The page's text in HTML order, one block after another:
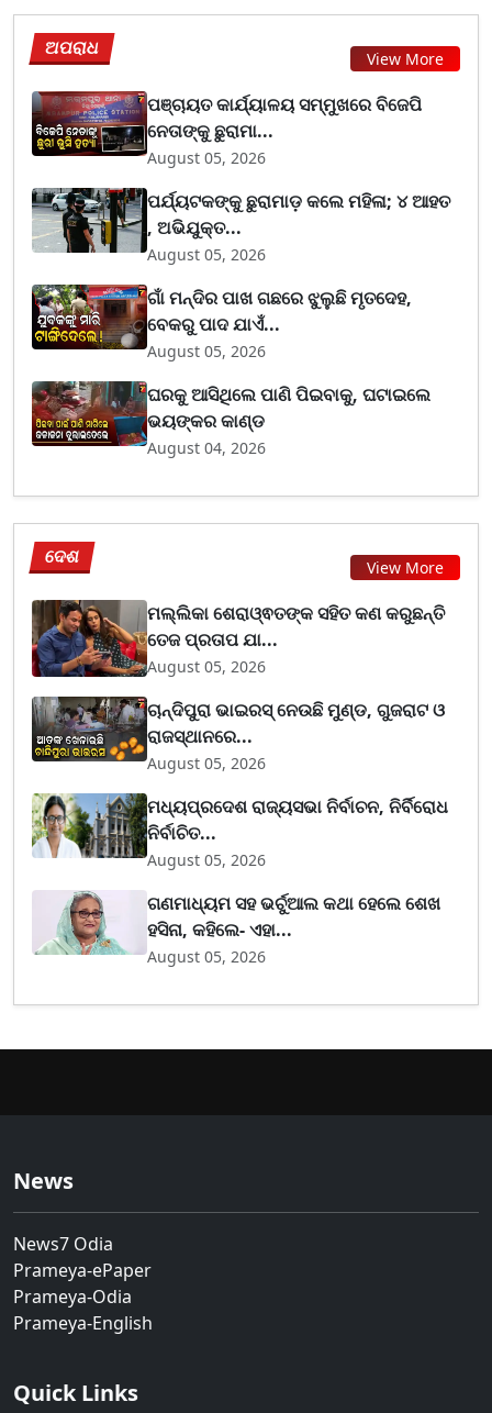
ଅପରାଧ View More
ପଞ୍ଚାୟତ କାର୍ଯ୍ୟାଳୟ ସମ୍ମୁଖରେ ବିଜେପି
ନେତାଙ୍କୁ ଛୁରାମା...
August 05, 2026
ପର୍ଯ୍ୟଟକଙ୍କୁ ଛୁରାମାଡ଼ କଲେ ମହିଳା; ୪ ଆହତ
, ଅଭିଯୁକ୍ତ...
August 05, 2026
ଗାଁ ମନ୍ଦିର ପାଖ ଗଛରେ ଝୁଲୁଛି ମୃତଦେହ,
ବେକରୁ ପାଦ ଯାଏଁ...
August 05, 2026
ଘରକୁ ଆସିଥିଲେ ପାଣି ପିଇବାକୁ, ଘଟାଇଲେ
ଭୟଙ୍କର କାଣ୍ଡ
August 04, 2026
ଦେଶ View More
ମଲ୍ଲିକା ଶେରାଓ୍ଵତଙ୍କ ସହିତ କଣ କରୁଛନ୍ତି
ତେଜ ପ୍ରତାପ ଯା...
August 05, 2026
ଚାନ୍ଦିପୁରା ଭାଇରସ୍ ନେଉଛି ମୁଣ୍ଡ, ଗୁଜରାଟ ଓ
ରାଜସ୍ଥାନରେ...
August 05, 2026
ମଧ୍ୟପ୍ରଦେଶ ରାଜ୍ୟସଭା ନିର୍ବାଚନ, ନିର୍ବିରୋଧ
ନିର୍ବାଚିତ...
August 05, 2026
ଗଣମାଧ୍ୟମ ସହ ଭର୍ଚୁଆଲ କଥା ହେଲେ ଶେଖ
ହସିନା, କହିଲେ- ଏହା...
August 05, 2026
News
News7 Odia
Prameya-ePaper
Prameya-Odia
Prameya-English
Quick Links